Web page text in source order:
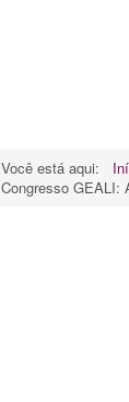
Você está aqui:
Congresso GEALI: